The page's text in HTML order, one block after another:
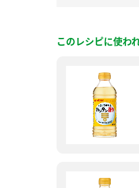
このレシピに使わ